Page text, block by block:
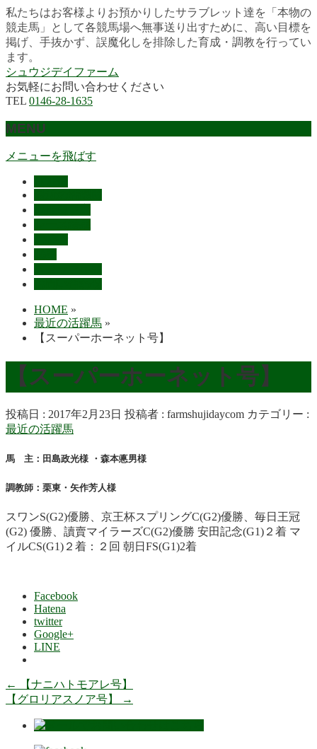
私たちはお客様よりお預かりしたサラブレット達を「本物の
競走馬」として各競馬場へ無事送り出すために、高い目標を
掲げ、手抜かず、誤魔化しを排除した育成・調教を行ってい
ます。
シュウジデイファーム
お気軽にお問い合わせください
TEL 0146-28-1635
MENU
メニューを飛ばす
HOME »
最近の活躍馬 »
【スーパーホーネット号】
【スーパーホーネット号】
投稿日 : 2017年2月23日 投稿者 : farmshujidaycom カテゴリー :
最近の活躍馬
馬 主：田島政光様 ・森本悳男様
調教師：栗東・矢作芳人様
スワンS(G2)優勝、京王杯スプリングC(G2)優勝、毎日王冠
(G2) 優勝、讀賣マイラーズC(G2)優勝 安田記念(G1)２着 マ
イルCS(G1)２着：２回 朝日FS(G1)2着
Facebook
Hatena
twitter
Google+
LINE
←
【ナニハトモアレ号】
【グロリアスノア号】
→